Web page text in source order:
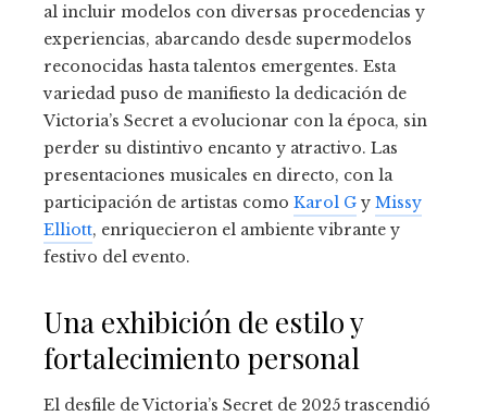
al incluir modelos con diversas procedencias y
experiencias, abarcando desde supermodelos
reconocidas hasta talentos emergentes. Esta
variedad puso de manifiesto la dedicación de
Victoria’s Secret a evolucionar con la época, sin
perder su distintivo encanto y atractivo. Las
presentaciones musicales en directo, con la
participación de artistas como Karol G y Missy
Elliott, enriquecieron el ambiente vibrante y
festivo del evento.
Una exhibición de estilo y
fortalecimiento personal
El desfile de Victoria’s Secret de 2025 trascendió